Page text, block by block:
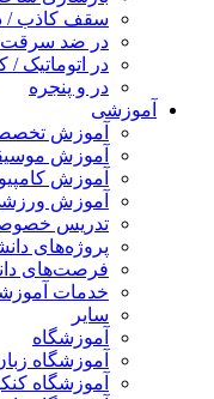
سقف کاذب /
در ضد سرقت
در اتوماتیک
در و پنجره
آموزشی
آموزش
آموزش
آموزش
آموزش
تدریس
پروژه‌های
فرصت‌های
خدمات
سایر
آموزشگاه
آموزشگاه
آموزشگاه